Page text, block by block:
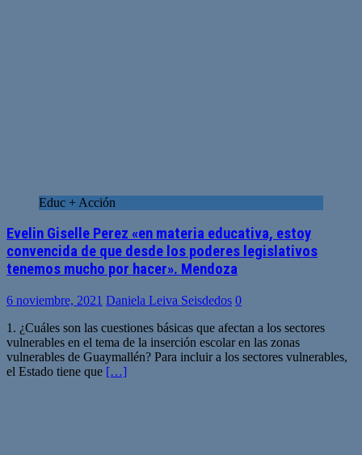
Educ + Acción
Evelin Giselle Perez «en materia educativa, estoy
convencida de que desde los poderes legislativos
tenemos mucho por hacer». Mendoza
6 noviembre, 2021 Daniela Leiva Seisdedos 0
1. ¿Cuáles son las cuestiones básicas que afectan a los sectores
vulnerables en el tema de la inserción escolar en las zonas
vulnerables de Guaymallén? Para incluir a los sectores vulnerables,
el Estado tiene que […]